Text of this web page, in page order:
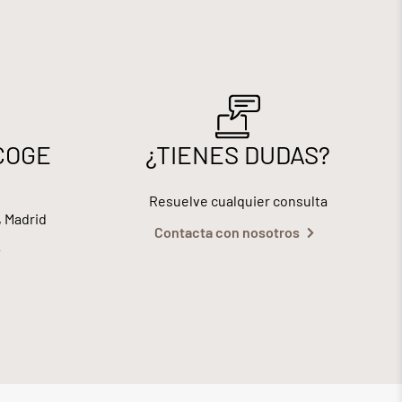
Madrid
¿TIENES DUDAS?
Resuelve cualquier consulta
Contacta con nosotros